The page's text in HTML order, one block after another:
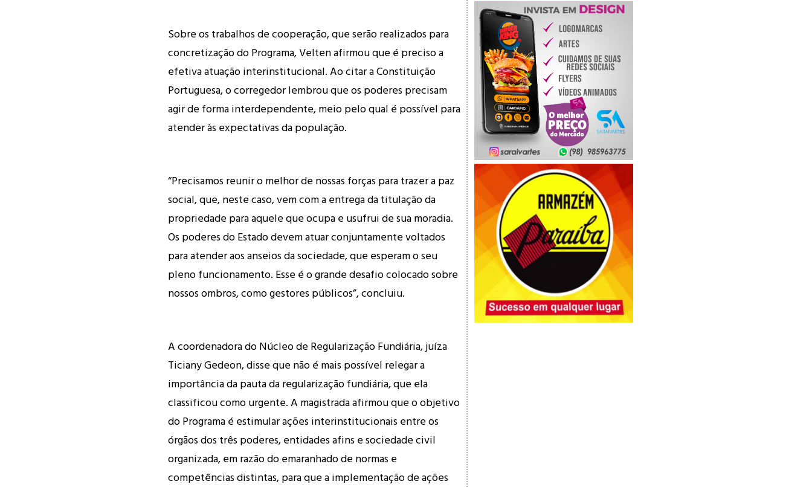
Sobre os trabalhos de cooperação, que serão realizados para
concretização do Programa, Velten afirmou que é preciso a
efetiva atuação interinstitucional. Ao citar a Constituição
Portuguesa, o corregedor lembrou que os poderes precisam
agir de forma interdependente, meio pelo qual é possível para
atender às expectativas da população.
“Precisamos reunir o melhor de nossas forças para trazer a paz
social, que, neste caso, vem com a entrega da titulação da
propriedade para aquele que ocupa e usufrui de sua moradia.
Os poderes do Estado devem atuar conjuntamente voltados
para atender aos anseios da sociedade, que esperam o seu
pleno funcionamento. Esse é o grande desafio colocado sobre
nossos ombros, como gestores públicos”, concluiu.
A coordenadora do Núcleo de Regularização Fundiária, juíza
Ticiany Gedeon, disse que não é mais possível relegar a
importância da pauta da regularização fundiária, que ela
classificou como urgente. A magistrada afirmou que o objetivo
do Programa é estimular ações interinstitucionais entre os
órgãos dos três poderes, entidades afins e sociedade civil
organizada, em razão do emaranhado de normas e
competências distintas, para que a implementação de ações